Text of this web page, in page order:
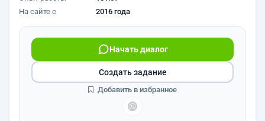
На сайте с
2016 года
Начать диалог
Создать задание
Добавить в избранное